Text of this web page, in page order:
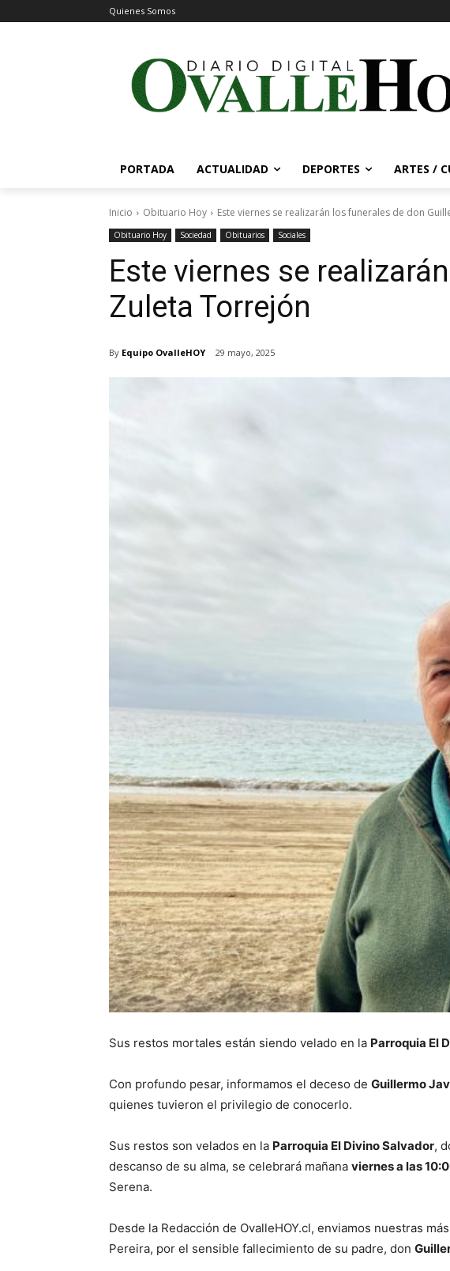
Quienes Somos
PORTADA ACTUALIDAD DEPORTES ARTES /
Inicio Obituario Hoy Este viernes se realizarán los funerales de don
Obituario Hoy Sociedad Obituarios Sociales
Este viernes se
Zuleta Torrejón
By Equipo OvalleHOY 29 mayo, 2025
Sus restos mortales están siendo velado en la Parroquia El
Con profundo pesar, informamos el deceso de Guillermo
quienes tuvieron el privilegio de conocerlo.
Sus restos son velados en la Parroquia El Divino Salvador,
descanso de su alma, se celebrará mañana viernes a las
Serena.
Desde la Redacción de OvalleHOY.cl, enviamos nuestras
Pereira, por el sensible fallecimiento de su padre, don